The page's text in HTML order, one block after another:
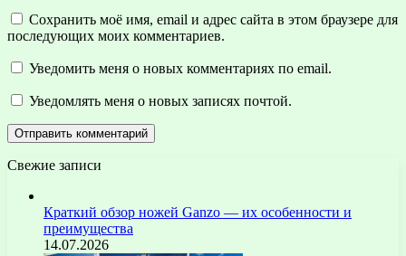
Сохранить моё имя, email и адрес сайта в этом браузере для
последующих моих комментариев.
Уведомить меня о новых комментариях по email.
Уведомлять меня о новых записях почтой.
Свежие записи
Краткий обзор ножей Ganzo — их особенности и
преимущества
14.07.2026